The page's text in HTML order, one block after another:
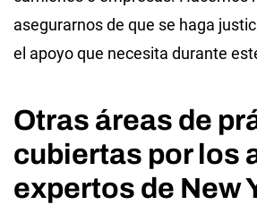
asegurarnos de que se haga
el apoyo que necesita durante
Otras áreas de
cubiertas por los
expertos de New